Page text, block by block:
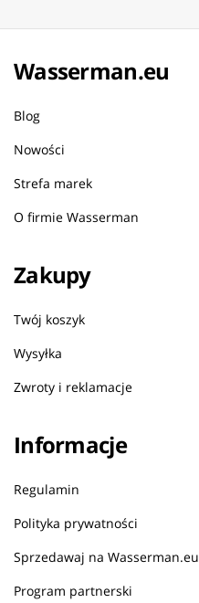
Wasserman.eu
Blog
Nowości
Strefa marek
O firmie Wasserman
Zakupy
Twój koszyk
Wysyłka
Zwroty i reklamacje
Informacje
Regulamin
Polityka prywatności
Sprzedawaj na Wasserman.eu
Program partnerski